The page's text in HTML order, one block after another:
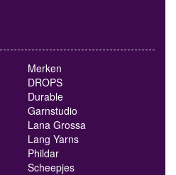
Merken
DROPS
Durable
Garnstudio
Lana Grossa
Lang Yarns
Phildar
Scheepjes